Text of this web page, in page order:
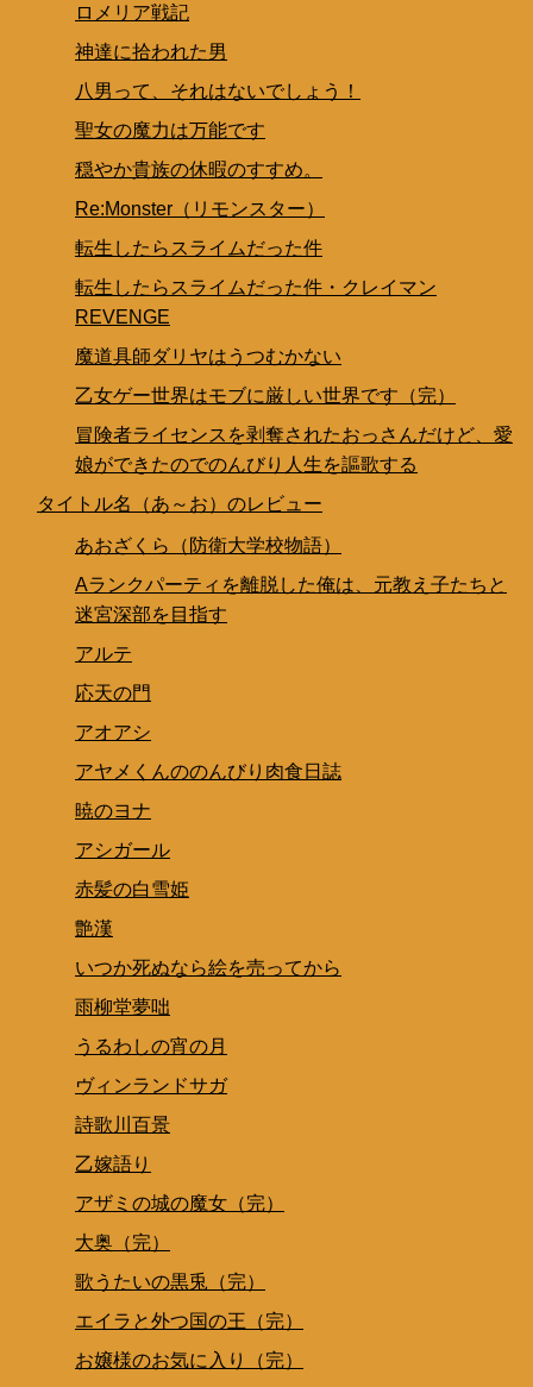
ロメリア戦記
神達に拾われた男
八男って、それはないでしょう！
聖女の魔力は万能です
穏やか貴族の休暇のすすめ。
Re:Monster（リモンスター）
転生したらスライムだった件
転生したらスライムだった件・クレイマン
REVENGE
魔道具師ダリヤはうつむかない
乙女ゲー世界はモブに厳しい世界です（完）
冒険者ライセンスを剥奪されたおっさんだけど、愛
娘ができたのでのんびり人生を謳歌する
タイトル名（あ～お）のレビュー
あおざくら（防衛大学校物語）
Aランクパーティを離脱した俺は、元教え子たちと
迷宮深部を目指す
アルテ
応天の門
アオアシ
アヤメくんののんびり肉食日誌
暁のヨナ
アシガール
赤髪の白雪姫
艶漢
いつか死ぬなら絵を売ってから
雨柳堂夢咄
うるわしの宵の月
ヴィンランドサガ
詩歌川百景
乙嫁語り
アザミの城の魔女（完）
大奥（完）
歌うたいの黒兎（完）
エイラと外つ国の王（完）
お嬢様のお気に入り（完）